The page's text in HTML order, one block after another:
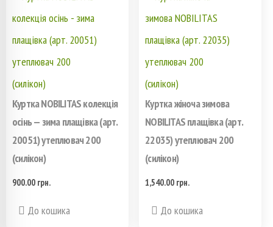
Куртка NOBILITAS колекція
осінь — зима плащівка (арт.
20051) утеплювач 200
(силікон)
900.00 грн.
До кошика
Куртка жіноча зимова
NOBILITAS плащівка (арт.
22035) утеплювач 200
(силікон)
1,540.00 грн.
До кошика